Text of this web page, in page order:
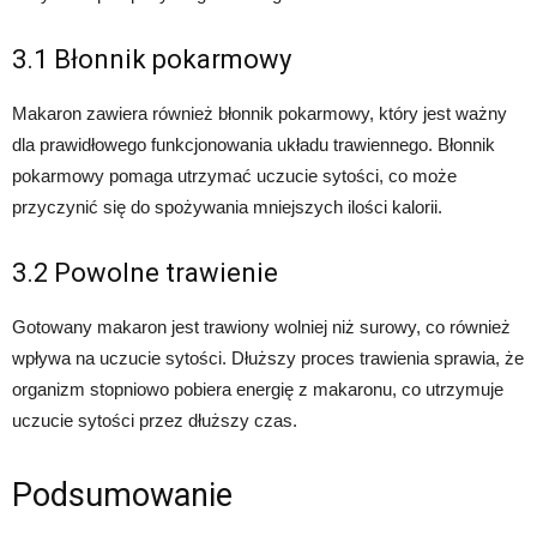
3.1 Błonnik pokarmowy
Makaron zawiera również błonnik pokarmowy, który jest ważny
dla prawidłowego funkcjonowania układu trawiennego. Błonnik
pokarmowy pomaga utrzymać uczucie sytości, co może
przyczynić się do spożywania mniejszych ilości kalorii.
3.2 Powolne trawienie
Gotowany makaron jest trawiony wolniej niż surowy, co również
wpływa na uczucie sytości. Dłuższy proces trawienia sprawia, że
organizm stopniowo pobiera energię z makaronu, co utrzymuje
uczucie sytości przez dłuższy czas.
Podsumowanie